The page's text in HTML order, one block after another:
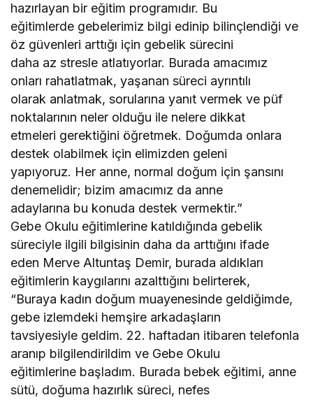
hazırlayan bir eğitim programıdır. Bu
eğitimlerde gebelerimiz bilgi edinip bilinçlendiği ve
öz güvenleri arttığı için gebelik sürecini
daha az stresle atlatıyorlar. Burada amacımız
onları rahatlatmak, yaşanan süreci ayrıntılı
olarak anlatmak, sorularına yanıt vermek ve püf
noktalarının neler olduğu ile nelere dikkat
etmeleri gerektiğini öğretmek. Doğumda onlara
destek olabilmek için elimizden geleni
yapıyoruz. Her anne, normal doğum için şansını
denemelidir; bizim amacımız da anne
adaylarına bu konuda destek vermektir.”
Gebe Okulu eğitimlerine katıldığında gebelik
süreciyle ilgili bilgisinin daha da arttığını ifade
eden Merve Altuntaş Demir, burada aldıkları
eğitimlerin kaygılarını azalttığını belirterek,
“Buraya kadın doğum muayenesinde geldiğimde,
gebe izlemdeki hemşire arkadaşların
tavsiyesiyle geldim. 22. haftadan itibaren telefonla
aranıp bilgilendirildim ve Gebe Okulu
eğitimlerine başladım. Burada bebek eğitimi, anne
sütü, doğuma hazırlık süreci, nefes